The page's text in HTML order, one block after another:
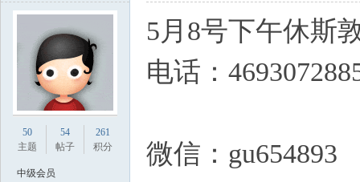
50
主题
54
帖子
261
积分
中级会员
5月8号下午休斯
电话：
微信：gu654893